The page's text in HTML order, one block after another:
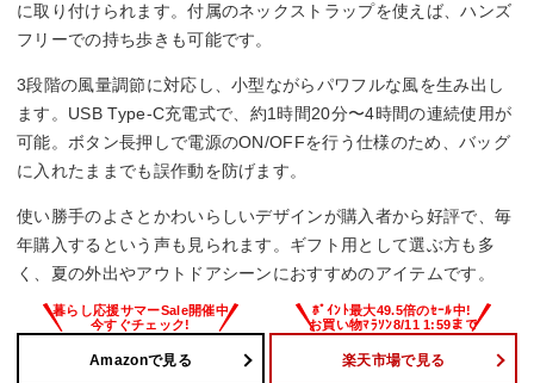
に取り付けられます。付属のネックストラップを使えば、ハンズ
フリーでの持ち歩きも可能です。
3段階の風量調節に対応し、小型ながらパワフルな風を生み出し
ます。USB Type-C充電式で、約1時間20分〜4時間の連続使用が
可能。ボタン長押しで電源のON/OFFを行う仕様のため、バッグ
に入れたままでも誤作動を防げます。
使い勝手のよさとかわいらしいデザインが購入者から好評で、毎
年購入するという声も見られます。ギフト用として選ぶ方も多
く、夏の外出やアウトドアシーンにおすすめのアイテムです。
Amazonで見る 楽天市場で見る